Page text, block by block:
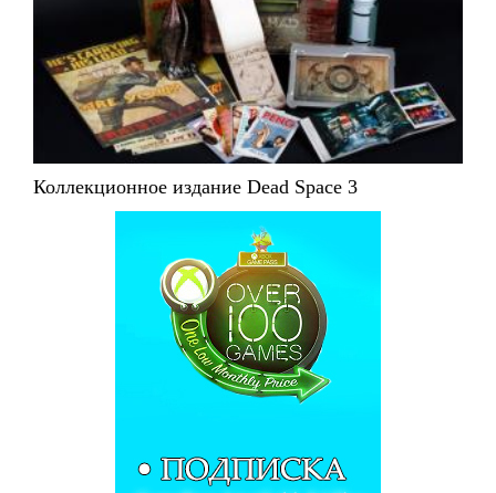
Коллекционное издание Dead Space 3